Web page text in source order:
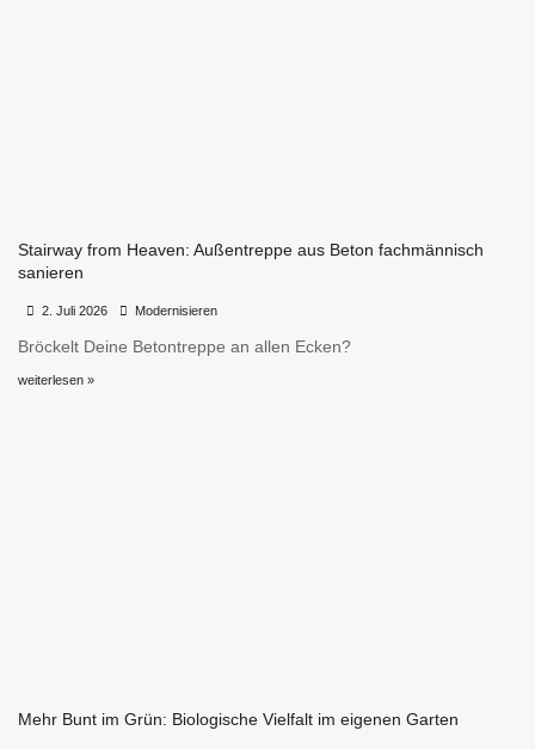
Stairway from Heaven: Außentreppe aus Beton fachmännisch
sanieren
2. Juli 2026 Modernisieren
Bröckelt Deine Betontreppe an allen Ecken?
weiterlesen »
Mehr Bunt im Grün: Biologische Vielfalt im eigenen Garten